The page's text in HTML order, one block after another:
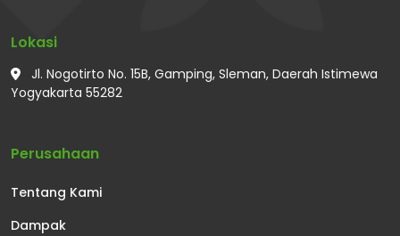
Lokasi
Jl. Nogotirto No. 15B, Gamping, Sleman, Daerah Istimewa
Yogyakarta 55282
Perusahaan
Tentang Kami
Dampak